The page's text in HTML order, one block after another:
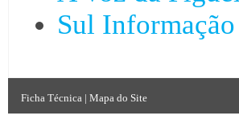
Sul Informação
Ficha Técnica | Mapa do Site